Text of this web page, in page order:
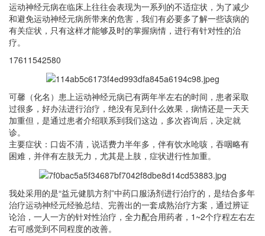
运动神经元病在临床上往往会表现为一系列的不适症状，为了减少
和避免运动神经元病所带来的危害，我们有必要多了解一些该病的
有关症状，只有这样才能够及时的掌握病情，进行有针对性的治
疗。
17611542580
可馨（化名）患上运动神经元病已有两年半左右的时间，患者采取
过很多，好办法进行治疗，绝没有见到什么效果，病情还是一天天
加重但，是通过患者介绍联系到我们这边，多次咨询后，决定就
诊。
主要症状：口齿不清，说话费力半年多，伴有饮水呛咳，吞咽略有
困难，并伴有左肢无力，尤其是上肢，症状进行性加重。
我处采用的是“益元健肌方剂”中药口服汤剂进行治疗的，是结合多年
治疗运动神经元经验总结、完善出的一套成熟治疗方案，通过辨证
论治，一人一方的针对性治疗，全力配合用药者，1~2个疗程左右左
右可感觉到不同程度的改善。